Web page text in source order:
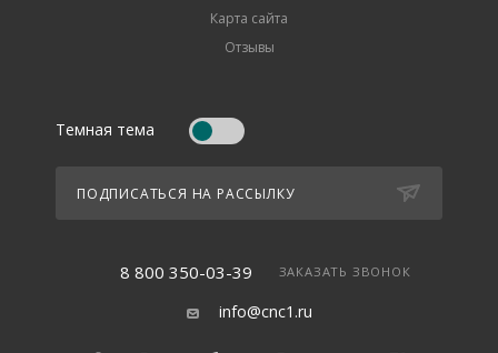
Карта сайта
Отзывы
Темная тема
ПОДПИСАТЬСЯ НА РАССЫЛКУ
8 800 350-03-39 ЗАКАЗАТЬ ЗВОНОК
info@cnc1.ru